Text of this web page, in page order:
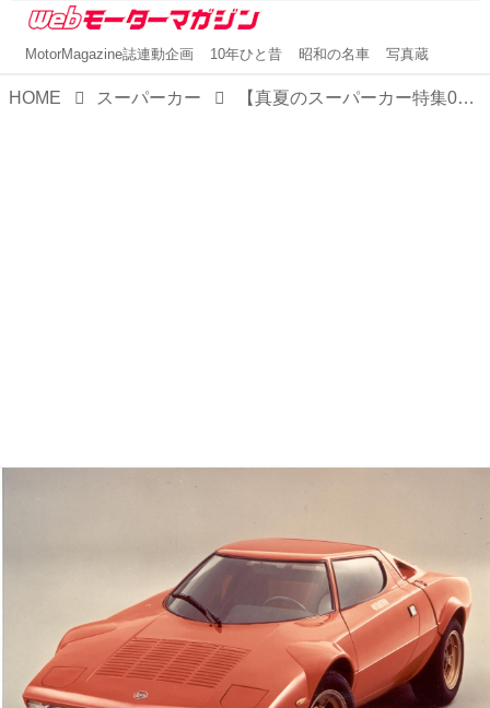
MotorMagazine誌連動企画 10年ひと昔 昭和の名車 写真蔵
HOME スーパーカー 【真夏のスーパーカー特集03】ランチア ストラトスはラリーのために生まれたスーパーカー?